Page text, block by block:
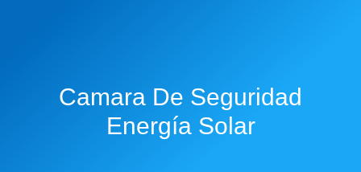
Camara De Seguridad
Energía Solar